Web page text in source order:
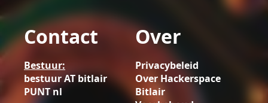
Contact
Bestuur:
bestuur AT bitlair
PUNT nl
Over
Privacybeleid
Over Hackerspace
Bitlair